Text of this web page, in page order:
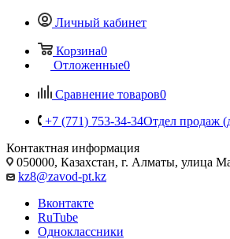
Личный кабинет
Корзина0
Отложенные0
Сравнение товаров0
+7 (771) 753-34-34Отдел продаж
Контактная информация
050000, Казахстан, г. Алматы, улица
kz8@zavod-pt.kz
Вконтакте
RuTube
Одноклассники